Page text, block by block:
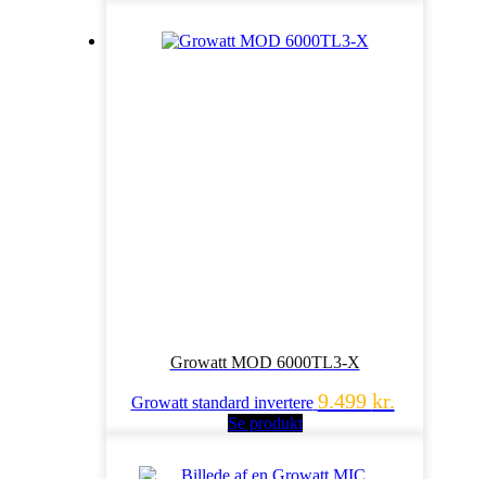
Growatt MOD 6000TL3-X
Growatt standard invertere 9.499 kr.
Se produkt